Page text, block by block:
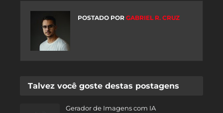
POSTADO POR GABRIEL R. CRUZ
Talvez você goste destas postagens
Gerador de Imagens com IA